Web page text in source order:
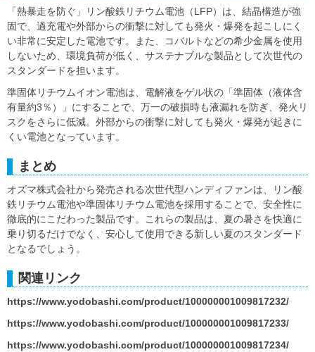
「熱暴走を防ぐ」リン酸鉄リチウム電池（LFP）は、結晶構造が強
固で、過充電や外部からの衝撃に対しても発火・爆発を起こしにく
い非常に安定した電池です。また、コバルトなどの希少金属を使用
しないため、環境負荷が低く、サステナブルな製品として次世代の
スタンダードを担います。
準固体リチウムイオン電池は、電解液をゲル状の「準固体（液体含
有量約3％）」にすることで、万一の破損時も液漏れを防ぎ、発火リ
スクをさらに低減。外部からの衝撃に対しても発火・爆発が起きに
くい電池となっています。
まとめ
オズマ株式会社から発売される次世代型ハンディファンは、リン酸
鉄リチウム電池や準固体リチウム電池を採用することで、安全性に
徹底的にこだわった製品です。これらの製品は、夏の暑さを快適に
乗り切るだけでなく、安心して使用できる新しい夏のスタンダード
となるでしょう。
関連リンク
https://www.yodobashi.com/product/100000001009817232/
https://www.yodobashi.com/product/100000001009817233/
https://www.yodobashi.com/product/100000001009817234/